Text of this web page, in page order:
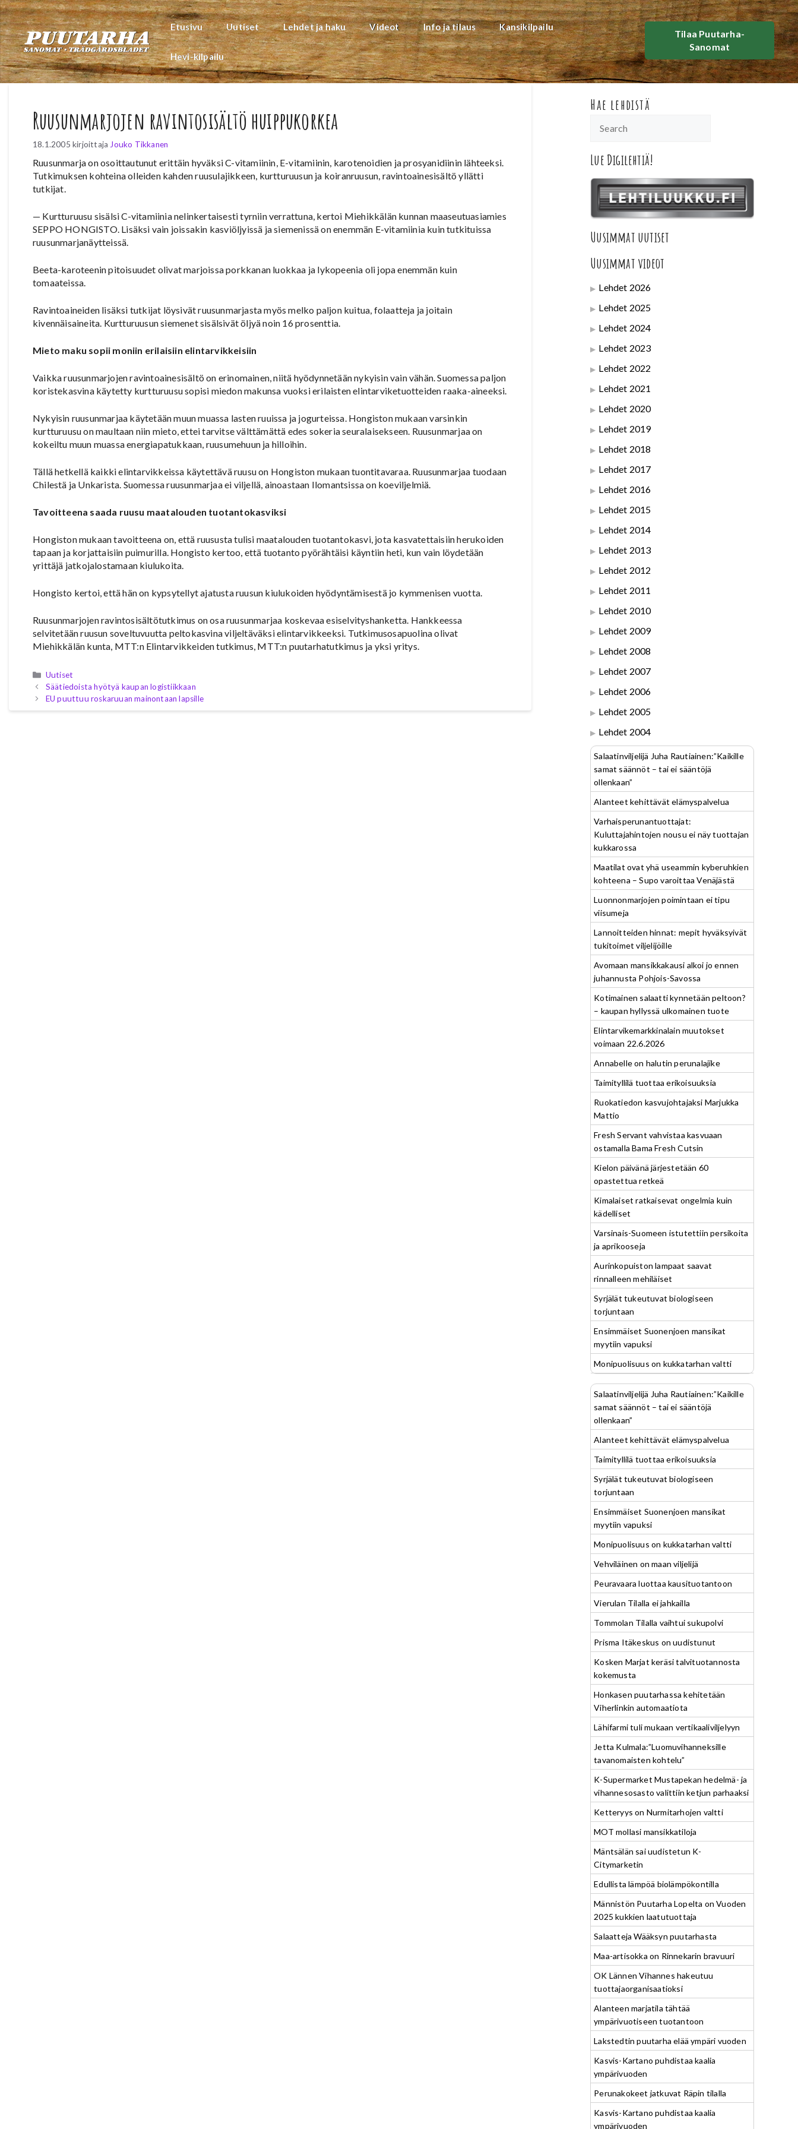
Siirry
sisältöön
Etusivu Uutiset Lehdet ja haku Videot Info ja tilaus Kansikilpailu
Hevi-kilpailu
Tilaa Puutarha-
Sanomat
Ruusunmarjojen ravintosisältö huippukorkea
18.1.2005 kirjoittaja Jouko Tikkanen
Ruusunmarja on osoittautunut erittäin hyväksi C-vitamiinin, E-vitamiinin, karotenoidien ja prosyanidiinin lähteeksi.
Tutkimuksen kohteina olleiden kahden ruusulajikkeen, kurtturuusun ja koiranruusun, ravintoainesisältö yllätti
tutkijat.
— Kurtturuusu sisälsi C-vitamiinia nelinkertaisesti tyrniin verrattuna, kertoi Miehikkälän kunnan maaseutuasiamies
SEPPO HONGISTO. Lisäksi vain joissakin kasviöljyissä ja siemenissä on enemmän E-vitamiinia kuin tutkituissa
ruusunmarjanäytteissä.
Beeta-karoteenin pitoisuudet olivat marjoissa porkkanan luokkaa ja lykopeenia oli jopa enemmän kuin
tomaateissa.
Ravintoaineiden lisäksi tutkijat löysivät ruusunmarjasta myös melko paljon kuitua, folaatteja ja joitain
kivennäisaineita. Kurtturuusun siemenet sisälsivät öljyä noin 16 prosenttia.
Mieto maku sopii moniin erilaisiin elintarvikkeisiin
Vaikka ruusunmarjojen ravintoainesisältö on erinomainen, niitä hyödynnetään nykyisin vain vähän. Suomessa paljon
koristekasvina käytetty kurtturuusu sopisi miedon makunsa vuoksi erilaisten elintarviketuotteiden raaka-aineeksi.
Nykyisin ruusunmarjaa käytetään muun muassa lasten ruuissa ja jogurteissa. Hongiston mukaan varsinkin
kurtturuusu on maultaan niin mieto, ettei tarvitse välttämättä edes sokeria seuralaisekseen. Ruusunmarjaa on
kokeiltu muun muassa energiapatukkaan, ruusumehuun ja hilloihin.
Tällä hetkellä kaikki elintarvikkeissa käytettävä ruusu on Hongiston mukaan tuontitavaraa. Ruusunmarjaa tuodaan
Chilestä ja Unkarista. Suomessa ruusunmarjaa ei viljellä, ainoastaan Ilomantsissa on koeviljelmiä.
Tavoitteena saada ruusu maatalouden tuotantokasviksi
Hongiston mukaan tavoitteena on, että ruususta tulisi maatalouden tuotantokasvi, jota kasvatettaisiin herukoiden
tapaan ja korjattaisiin puimurilla. Hongisto kertoo, että tuotanto pyörähtäisi käyntiin heti, kun vain löydetään
yrittäjä jatkojalostamaan kiulukoita.
Hongisto kertoi, että hän on kypsytellyt ajatusta ruusun kiulukoiden hyödyntämisestä jo kymmenisen vuotta.
Ruusunmarjojen ravintosisältötutkimus on osa ruusunmarjaa koskevaa esiselvityshanketta. Hankkeessa
selvitetään ruusun soveltuvuutta peltokasvina viljeltäväksi elintarvikkeeksi. Tutkimusosapuolina olivat
Miehikkälän kunta, MTT:n Elintarvikkeiden tutkimus, MTT:n puutarhatutkimus ja yksi yritys.
Kategoriat
Uutiset
Säätiedoista hyötyä kaupan logistiikkaan
EU puuttuu roskaruuan mainontaan lapsille
Hae lehdistä
Lue Digilehtiä!
Uusimmat uutiset
Uusimmat videot
Lehdet 2026
Lehdet 2025
Lehdet 2024
Lehdet 2023
Lehdet 2022
Lehdet 2021
Lehdet 2020
Lehdet 2019
Lehdet 2018
Lehdet 2017
Lehdet 2016
Lehdet 2015
Lehdet 2014
Lehdet 2013
Lehdet 2012
Lehdet 2011
Lehdet 2010
Lehdet 2009
Lehdet 2008
Lehdet 2007
Lehdet 2006
Lehdet 2005
Lehdet 2004
Salaatinviljelijä Juha Rautiainen:”Kaikille
samat säännöt – tai ei sääntöjä
ollenkaan”
Alanteet kehittävät elämyspalvelua
Varhaisperunantuottajat:
Kuluttajahintojen nousu ei näy tuottajan
kukkarossa
Maatilat ovat yhä useammin kyberuhkien
kohteena – Supo varoittaa Venäjästä
Luonnonmarjojen poimintaan ei tipu
viisumeja
Lannoitteiden hinnat: mepit hyväksyivät
tukitoimet viljelijöille
Avomaan mansikkakausi alkoi jo ennen
juhannusta Pohjois-Savossa
Kotimainen salaatti kynnetään peltoon?
– kaupan hyllyssä ulkomainen tuote
Elintarvikemarkkinalain muutokset
voimaan 22.6.2026
Annabelle on halutin perunalajike
Taimityllilä tuottaa erikoisuuksia
Ruokatiedon kasvujohtajaksi Marjukka
Mattio
Fresh Servant vahvistaa kasvuaan
ostamalla Bama Fresh Cutsin
Kielon päivänä järjestetään 60
opastettua retkeä
Kimalaiset ratkaisevat ongelmia kuin
kädelliset
Varsinais-Suomeen istutettiin persikoita
ja aprikooseja
Aurinkopuiston lampaat saavat
rinnalleen mehiläiset
Syrjälät tukeutuvat biologiseen
torjuntaan
Ensimmäiset Suonenjoen mansikat
myytiin vapuksi
Monipuolisuus on kukkatarhan valtti
Salaatinviljelijä Juha Rautiainen:”Kaikille
samat säännöt – tai ei sääntöjä
ollenkaan”
Alanteet kehittävät elämyspalvelua
Taimityllilä tuottaa erikoisuuksia
Syrjälät tukeutuvat biologiseen
torjuntaan
Ensimmäiset Suonenjoen mansikat
myytiin vapuksi
Monipuolisuus on kukkatarhan valtti
Vehviläinen on maan viljelijä
Peuravaara luottaa kausituotantoon
Vierulan Tilalla ei jahkailla
Tommolan Tilalla vaihtui sukupolvi
Prisma Itäkeskus on uudistunut
Kosken Marjat keräsi talvituotannosta
kokemusta
Honkasen puutarhassa kehitetään
Viherlinkin automaatiota
Lähifarmi tuli mukaan vertikaaliviljelyyn
Jetta Kulmala:”Luomuvihanneksille
tavanomaisten kohtelu”
K-Supermarket Mustapekan hedelmä- ja
vihannesosasto valittiin ketjun parhaaksi
Ketteryys on Nurmitarhojen valtti
MOT mollasi mansikkatiloja
Mäntsälän sai uudistetun K-
Citymarketin
Edullista lämpöä biolämpökontilla
Männistön Puutarha Lopelta on Vuoden
2025 kukkien laatutuottaja
Salaatteja Wääksyn puutarhasta
Maa-artisokka on Rinnekarin bravuuri
OK Lännen Vihannes hakeutuu
tuottajaorganisaatioksi
Alanteen marjatila tähtää
ympärivuotiseen tuotantoon
Lakstedtin puutarha elää ympäri vuoden
Kasvis-Kartano puhdistaa kaalia
ympärivuoden
Perunakokeet jatkuvat Räpin tilalla
Kasvis-Kartano puhdistaa kaalia
ympärivuoden